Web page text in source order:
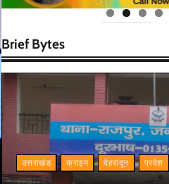
Brief Bytes
उत्तराखंड क्राइम देहरादून प्रदेश